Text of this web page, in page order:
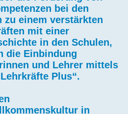
bei den
zu einem verstärkten
mit einer
in den Schulen,
die Einbindung
und Lehrer mittels
Plus“.
in